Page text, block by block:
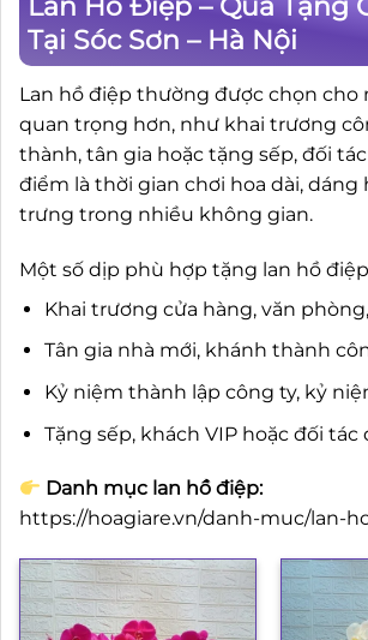
Lan Hồ Điệp – Quà Tặng
Tại Sóc Sơn – Hà Nội
Lan hồ điệp thường được chọn cho
quan trọng hơn, như khai trương
thành, tân gia hoặc tặng sếp, đối
điểm là thời gian chơi hoa dài, dáng
trưng trong nhiều không gian.
Một số dịp phù hợp tặng lan hồ điệp
Khai trương cửa hàng, văn
Tân gia nhà mới, khánh thành
Kỷ niệm thành lập công ty, kỷ
Tặng sếp, khách VIP hoặc đối
Danh mục lan hồ điệp:
https://hoagiare.vn/danh-muc/lan-